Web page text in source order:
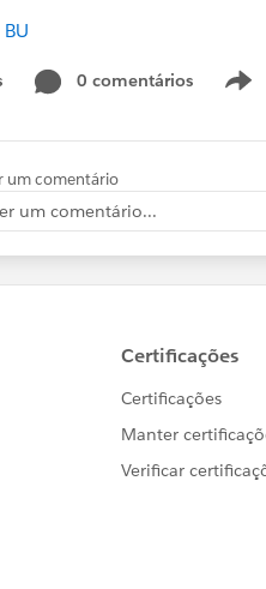
0 comentários
um comentário
um comentário...